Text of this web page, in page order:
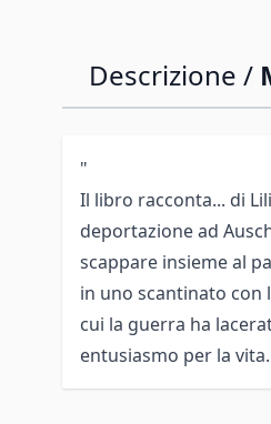
Descrizione /
"
Il libro racconta... di
deportazione ad
scappare insieme al
in uno scantinato con
cui la guerra ha
entusiasmo per la vita.